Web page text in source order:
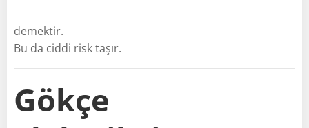
demektir.
Bu da ciddi risk taşır.
Gökçe